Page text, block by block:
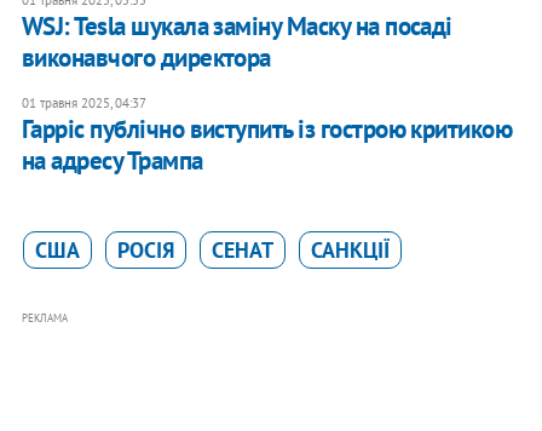
WSJ: Tesla шукала заміну Маску на посаді
виконавчого директора
01 травня 2025, 04:37
Гарріс публічно виступить із гострою критикою
на адресу Трампа
США РОСІЯ СЕНАТ САНКЦІЇ
РЕКЛАМА